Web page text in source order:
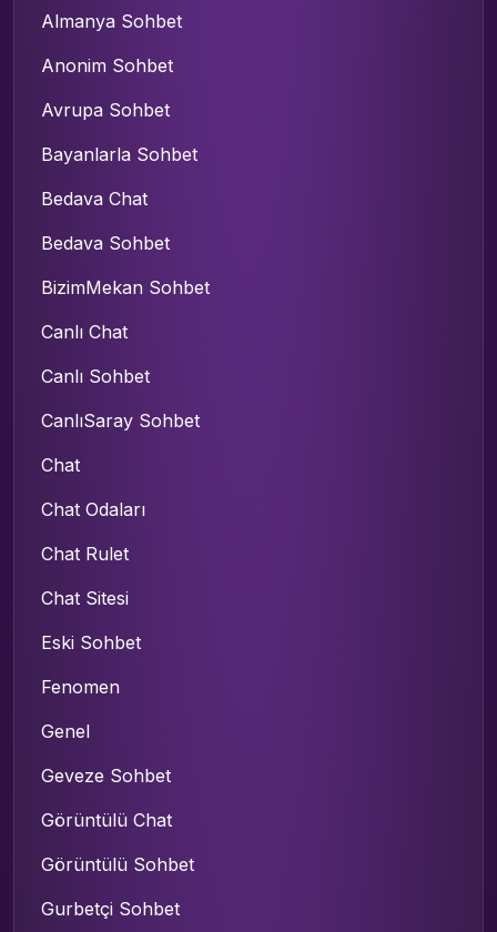
Almanya Sohbet
Anonim Sohbet
Avrupa Sohbet
Bayanlarla Sohbet
Bedava Chat
Bedava Sohbet
BizimMekan Sohbet
Canlı Chat
Canlı Sohbet
CanlıSaray Sohbet
Chat
Chat Odaları
Chat Rulet
Chat Sitesi
Eski Sohbet
Fenomen
Genel
Geveze Sohbet
Görüntülü Chat
Görüntülü Sohbet
Gurbetçi Sohbet